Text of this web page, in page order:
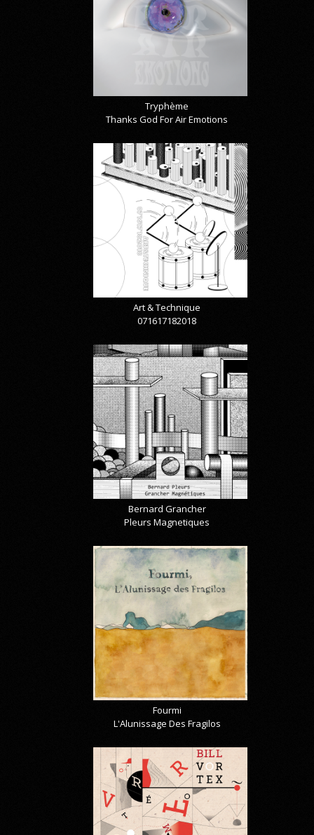
Tryphème
Thanks God For Air Emotions
Art & Technique
071617182018
Bernard Grancher
Pleurs Magnetiques
Fourmi
L'Alunissage Des Fragilos